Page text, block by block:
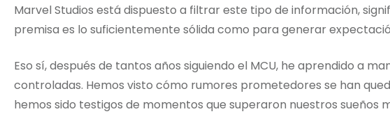
Marvel Studios está dispuesto a filtrar este tipo de información,
premisa es lo suficientemente sólida como para generar
Eso sí, después de tantos años siguiendo el MCU, he aprendido a
controladas. Hemos visto cómo rumores prometedores se han
hemos sido testigos de momentos que superaron nuestros sueños